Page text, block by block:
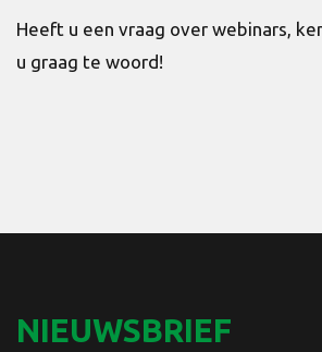
Heeft u een vraag over webinars,
u graag te woord!
NIEUWSBRIEF